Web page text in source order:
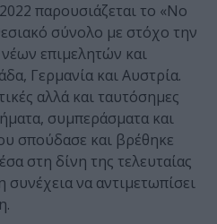
παρουσιάζεται το «No
σύνολο με στόχο την
επιμελητών και
Γερμανία και Αυστρία.
αλλά και ταυτόσημες
συμπεράσματα και
σπούδασε και βρέθηκε
στη δίνη της τελευταίας
συνέχεια να αντιμετωπίσει